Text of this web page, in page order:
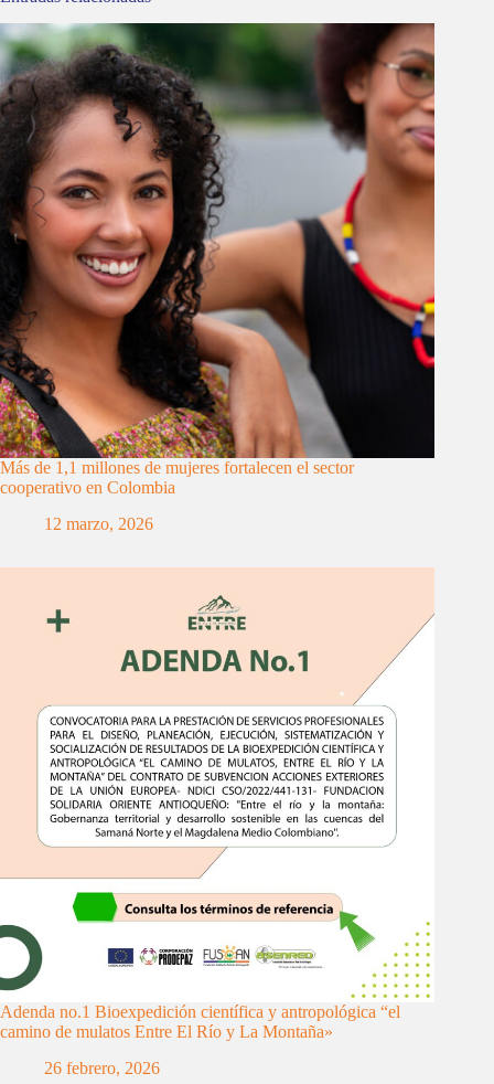
Más de 1,1 millones de mujeres fortalecen el sector
cooperativo en Colombia
12 marzo, 2026
Adenda no.1 Bioexpedición científica y antropológica “el
camino de mulatos Entre El Río y La Montaña»
26 febrero, 2026